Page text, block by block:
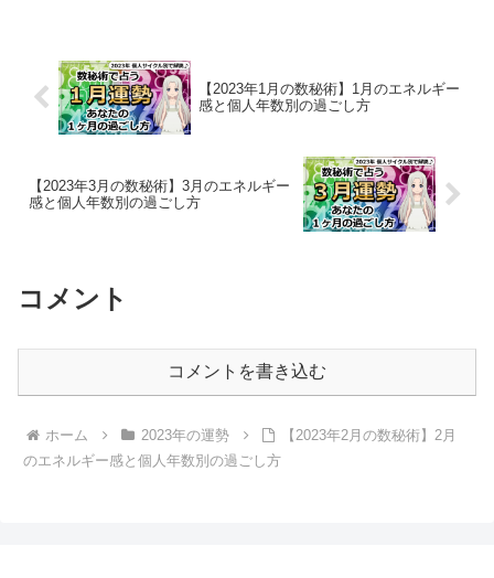
【2023年1月の数秘術】1月のエネルギー
感と個人年数別の過ごし方
【2023年3月の数秘術】3月のエネルギー
感と個人年数別の過ごし方
コメント
コメントを書き込む
ホーム 2023年の運勢
【2023年2月の数秘術】2月
のエネルギー感と個人年数別の過ごし方